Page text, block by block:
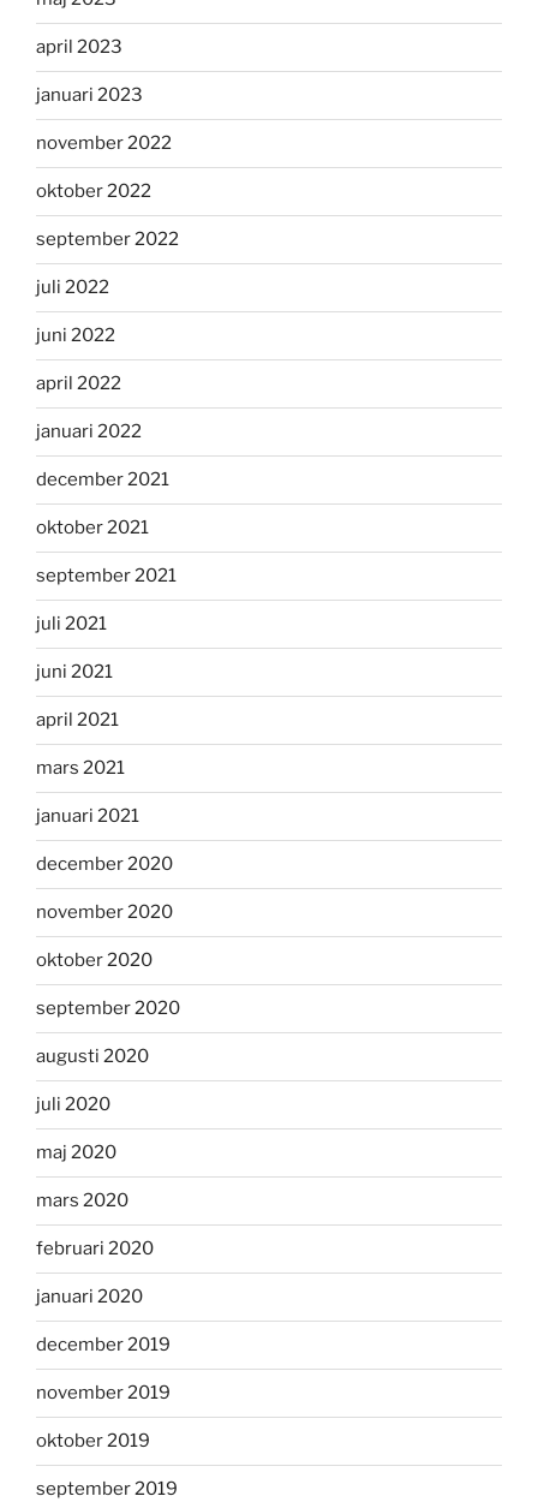
april 2023
januari 2023
november 2022
oktober 2022
september 2022
juli 2022
juni 2022
april 2022
januari 2022
december 2021
oktober 2021
september 2021
juli 2021
juni 2021
april 2021
mars 2021
januari 2021
december 2020
november 2020
oktober 2020
september 2020
augusti 2020
juli 2020
maj 2020
mars 2020
februari 2020
januari 2020
december 2019
november 2019
oktober 2019
september 2019